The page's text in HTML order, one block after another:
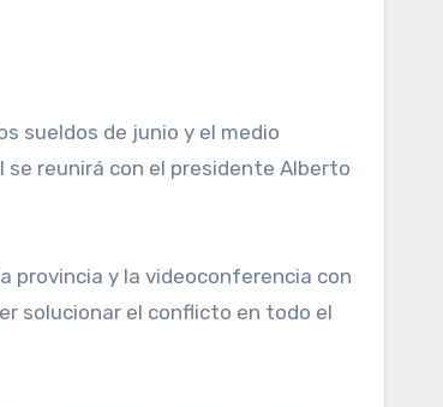
reunirá con el presidente Alberto
provincia y la videoconferencia con
solucionar el conflicto en todo el